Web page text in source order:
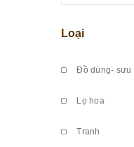
Loại
Đồ dùng- sưu
Lọ hoa
Tranh